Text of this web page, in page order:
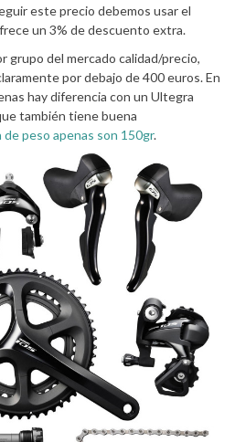
este precio debemos usar el
un 3% de descuento extra.
grupo del mercado calidad/precio,
por debajo de 400 euros. En
hay diferencia con un Ultegra
también tiene buena
peso apenas son 150gr.